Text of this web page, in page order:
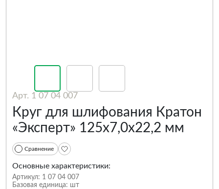
Арт. 1 07 04 007
Круг для шлифования Кратон
«Эксперт» 125х7,0х22,2 мм
Сравнение
Основные характеристики:
Артикул: 1 07 04 007
Базовая единица: шт